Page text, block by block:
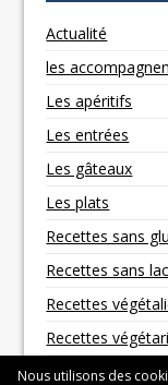
Actualité
les
Les apéritifs
Les entrées
Les gâteaux
Les plats
Recettes sans
Recettes sans
Recettes
Recettes
Nous utilisons des